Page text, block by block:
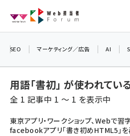
ン
ai (2804)
SEO マーケティング／広告 AI
用語「書初」 が使われて
全 1 記事中 1 ～ 1 を表示中
東京アプリ・ワークショップ、Webで習
facebookアプリ「書き初めHTML5」
＼ 8月27日開催、申し込み
マーケティング フォーラム
▼申し込みはこちらから▼